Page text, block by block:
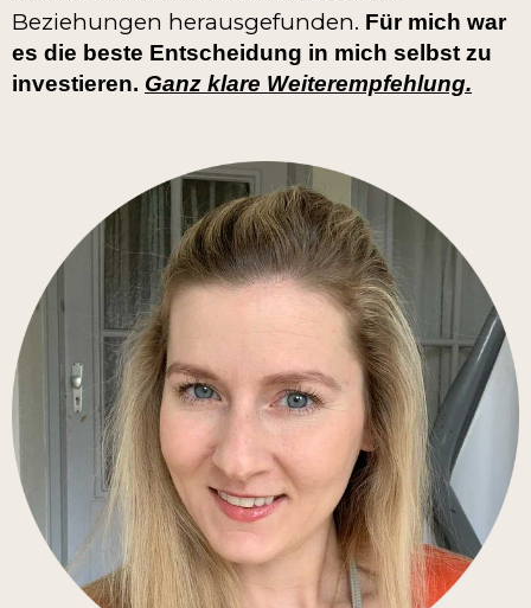
Beziehungen herausgefunden. Für mich war
es die beste Entscheidung in mich selbst zu
investieren. Ganz klare Weiterempfehlung.